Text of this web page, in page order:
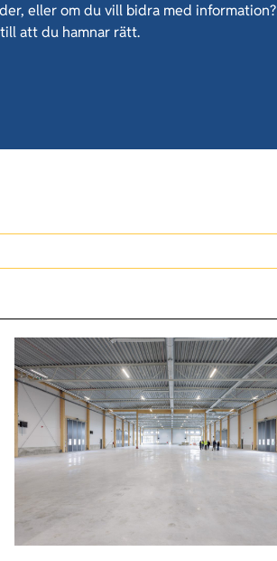
eller om du vill bidra med information?
att du hamnar rätt.